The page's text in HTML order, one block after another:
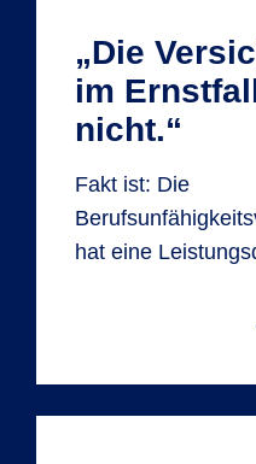
„Die
im
nicht.“
Fakt ist: Die
hat eine